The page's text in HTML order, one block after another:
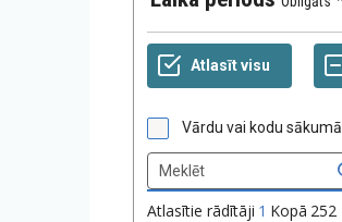
Vārdu vai kodu sākumā
Atlasītie rādītāji 1 Kopā 252